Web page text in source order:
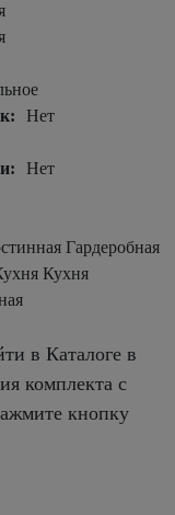
Нет
Нет
Гардеробная
Кухня
в Каталоге в
комплекта с
кнопку